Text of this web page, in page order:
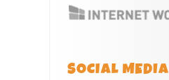
SOCIAL MEDIA